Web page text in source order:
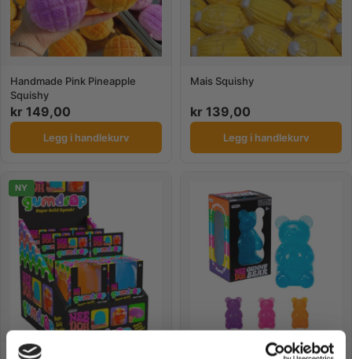
Handmade Pink Pineapple
Squishy
kr 149,00
Legg i handlekurv
Mais Squishy
kr 139,00
Legg i handlekurv
NY